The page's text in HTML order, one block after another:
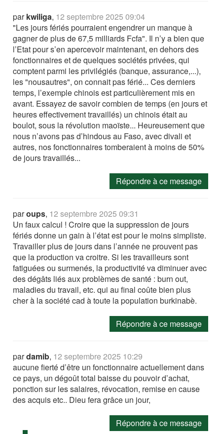
parkwiliga, 12 septembre 2025 09:04
"Les jours fériés pourraient engendrer un manque à
gagner de plus de 67,5 milliards Fcfa". Il n’y a bien que
l’Etat pour s’en apercevoir maintenant, en dehors des
fonctionnaires et de quelques sociétés privées, qui
comptent parmi les privilégiés (banque, assurance,...),
les "nousautres", on connait pas férié... Ces derniers
temps, l’exemple chinois est particulièrement mis en
avant. Essayez de savoir combien de temps (en jours et
heures effectivement travaillés) un chinois était au
boulot, sous la révolution maoïste... Heureusement que
nous n’avons pas d’hindous au Faso, avec divali et
autres, nos fonctionnaires tomberaient à moins de 50%
de jours travaillés...
Répondre à ce message
paroups, 12 septembre 2025 09:31
Un faux calcul ! Croire que la suppression de jours
fériés donne un gain à l’état est pour le moins simpliste.
Travailler plus de jours dans l’année ne prouvent pas
que la production va croitre. Si les travailleurs sont
fatiguées ou surmenés, la productivité va diminuer avec
des dégâts liés aux problèmes de santé : burn out,
maladies du travail, etc. qui au final coûte bien plus
cher à la société cad à toute la population burkinabè.
Répondre à ce message
pardamib, 12 septembre 2025 10:29
aucune fierté d’être un fonctionnaire actuellement dans
ce pays, un dégoût total baisse du pouvoir d’achat,
ponction sur les salaires, révocation, remise en cause
des acquis etc.. Dieu fera grâce un jour,
Répondre à ce message